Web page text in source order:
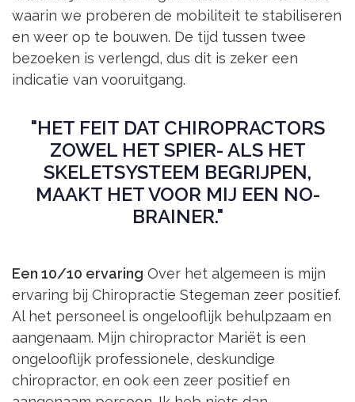
waarin we proberen de mobiliteit te stabiliseren
en weer op te bouwen. De tijd tussen twee
bezoeken is verlengd, dus dit is zeker een
indicatie van vooruitgang.
"HET FEIT DAT CHIROPRACTORS
ZOWEL HET SPIER- ALS HET
SKELETSYSTEEM BEGRIJPEN,
MAAKT HET VOOR MIJ EEN NO-
BRAINER."
Een 10/10 ervaring Over het algemeen is mijn
ervaring bij Chiropractie Stegeman zeer positief.
Al het personeel is ongelooflijk behulpzaam en
aangenaam. Mijn chiropractor Mariët is een
ongelooflijk professionele, deskundige
chiropractor, en ook een zeer positief en